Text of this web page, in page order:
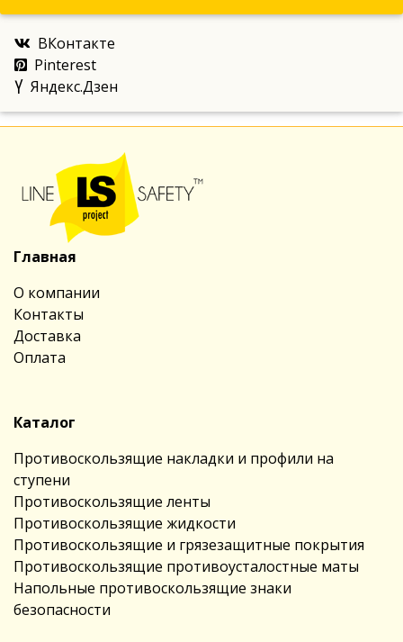
ВКонтакте
Pinterest
Яндекс.Дзен
Главная
О компании
Контакты
Доставка
Оплата
Каталог
Противоскользящие накладки и профили на
ступени
Противоскользящие ленты
Противоскользящие жидкости
Противоскользящие и грязезащитные покрытия
Противоскользящие противоусталостные маты
Напольные противоскользящие знаки
безопасности